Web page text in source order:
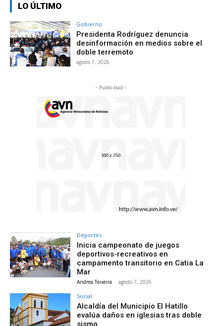
LO ÚLTIMO
Gobierno
Presidenta Rodríguez denuncia
desinformación en medios sobre el
doble terremoto
agosto 7, 2026
- Publicidad -
Deportes
Inicia campeonato de juegos
deportivos-recreativos en
campamento transitorio en Catia La
Mar
Andrea Teixeira - agosto 7, 2026
Social
Alcaldía del Municipio El Hatillo
evalúa daños en iglesias tras doble
sismo